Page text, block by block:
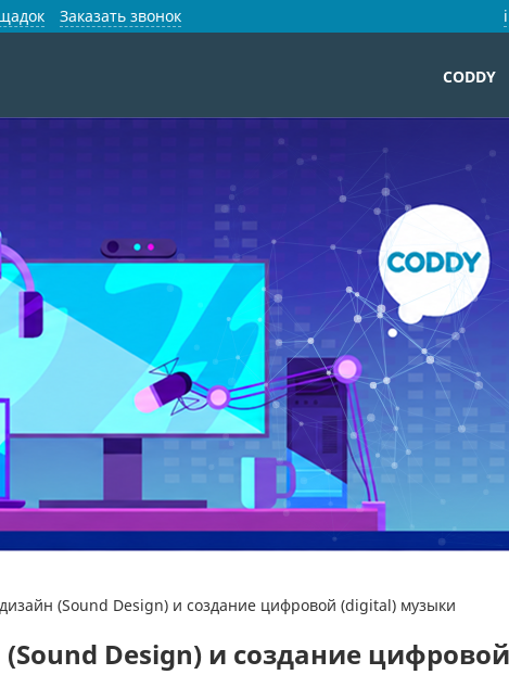
Заказать звонок
CODDY
(Sound Design) и создание цифровой (digital) музыки
Design) и создание цифровой